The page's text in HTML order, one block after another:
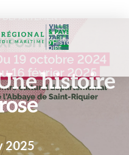
histoire
2025